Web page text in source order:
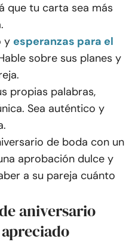
que tu carta sea más
y esperanzas para el
sobre sus planes y
propias palabras,
Sea auténtico y
de boda con un
aprobación dulce y
a su pareja cuánto
aniversario